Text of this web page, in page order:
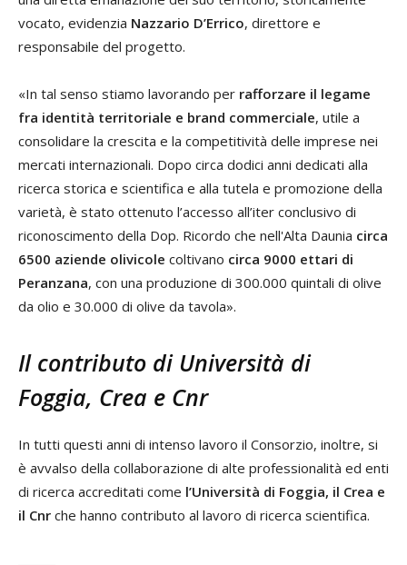
vocato, evidenzia Nazzario D’Errico, direttore e
responsabile del progetto.
«In tal senso stiamo lavorando per rafforzare il legame
fra identità territoriale e brand commerciale, utile a
consolidare la crescita e la competitività delle imprese nei
mercati internazionali. Dopo circa dodici anni dedicati alla
ricerca storica e scientifica e alla tutela e promozione della
varietà, è stato ottenuto l’accesso all’iter conclusivo di
riconoscimento della Dop. Ricordo che nell'Alta Daunia circa
6500 aziende olivicole coltivano circa 9000 ettari di
Peranzana, con una produzione di 300.000 quintali di olive
da olio e 30.000 di olive da tavola».
Il contributo di Università di
Foggia, Crea e Cnr
In tutti questi anni di intenso lavoro il Consorzio, inoltre, si
è avvalso della collaborazione di alte professionalità ed enti
di ricerca accreditati come l’Università di Foggia, il Crea e
il Cnr che hanno contributo al lavoro di ricerca scientifica.